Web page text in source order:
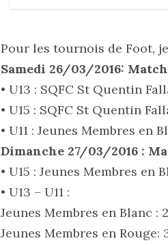
Pour les tournois de Foot,
Samedi 26/03/2016:
• U13 : SQFC St Quentin
• U15 : SQFC St Quentin
• U11 : Jeunes Membres en
Dimanche 27/03/2016 :
• U15 : Jeunes Membres en
• U13 – U11 :
Jeunes Membres en Blanc :
Jeunes Membres en Rouge: